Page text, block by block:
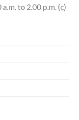
to 2.00 p.m. (c)